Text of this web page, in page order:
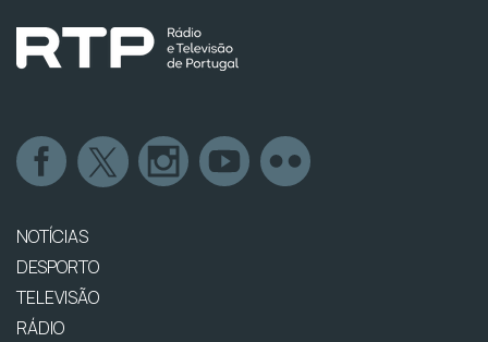
NOTÍCIAS
DESPORTO
TELEVISÃO
RÁDIO